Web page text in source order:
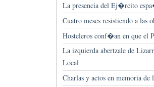
La presencia del Ej�rcito
Cuatro meses resistiendo a
Hosteleros conf�an en que el
La izquierda abertzale de
Local
Charlas y actos en memoria